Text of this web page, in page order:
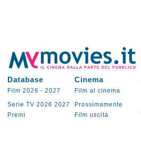
Database Cinema
Film 2026 - 2027 Film al cinema
Serie TV 2026 2027 Prossimamente
Premi
Film uscita